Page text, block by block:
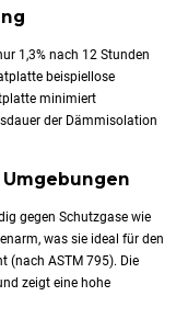
1,3% nach 12 Stunden
beispiellose
minimiert
der Dämmisolation
gegen Schutzgase wie
was sie ideal für den
(nach ASTM 795). Die
zeigt eine hohe